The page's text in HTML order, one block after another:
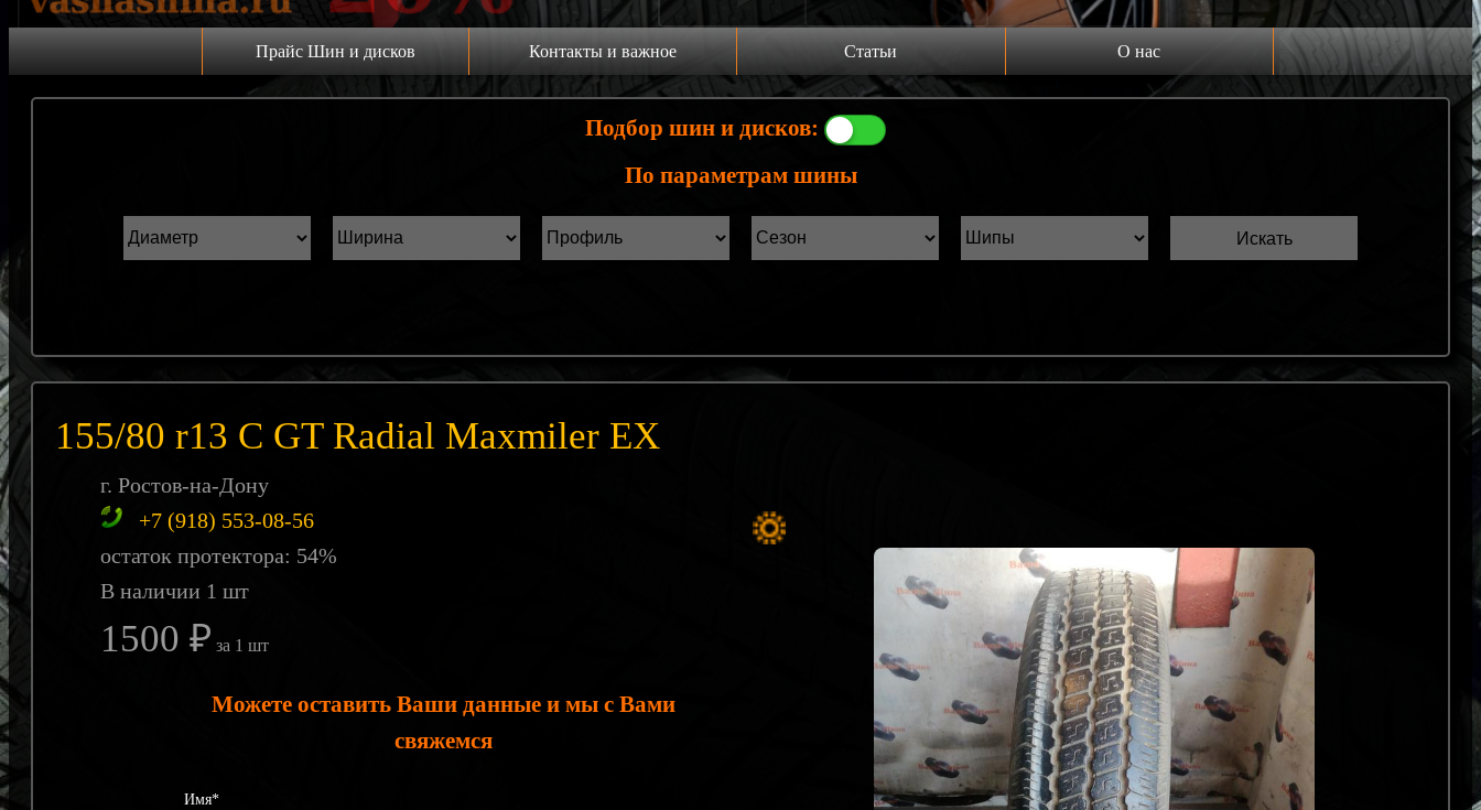
Прайс Шин и дисков
Прайс дисков
Грузовые 17.5 C
Зима
Контакты и важное
На главную
Статьи
Производители шин
Статьи Лист1
Статьи Лист2
О нас
Выкуп шин Б/У
Подбор шин и дисков:
По параметрам шины
155/80 r13 С GT Radial Maxmiler EX
г. Ростов-на-Дону
+7 (918) 553-08-56
остаток протектора: 54%
В наличии 1 шт
1500 ₽ за 1 шт
Можете оставить Ваши данные и мы с Вами
свяжемся
Имя*